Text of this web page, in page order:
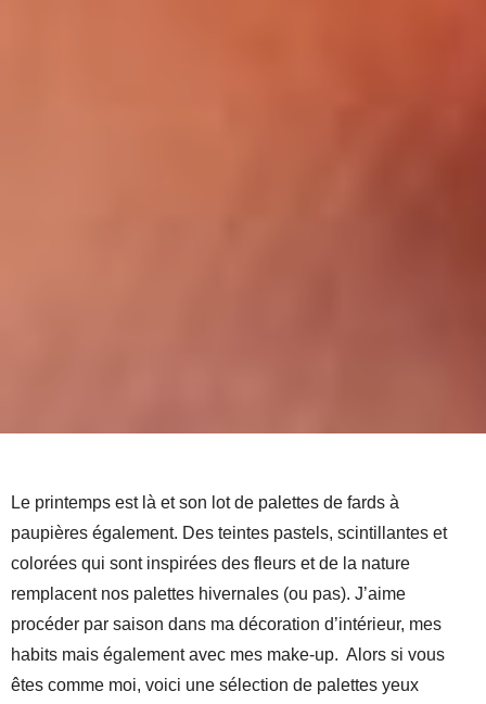
Le printemps est là et son lot de palettes de fards à
paupières également. Des teintes pastels, scintillantes et
colorées qui sont inspirées des fleurs et de la nature
remplacent nos palettes hivernales (ou pas). J’aime
procéder par saison dans ma décoration d’intérieur, mes
habits mais également avec mes make-up. Alors si vous
êtes comme moi, voici une sélection de palettes yeux